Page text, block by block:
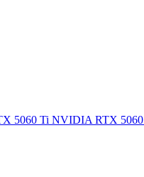
5060 Ti NVIDIA RTX 5060